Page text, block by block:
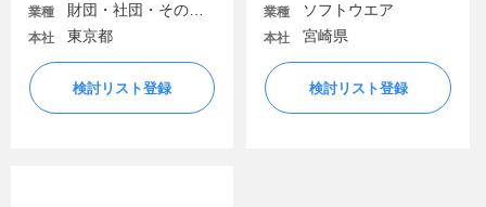
業種
本社 東京都
検討リスト登録
業種 ソフトウエア
本社 宮崎県
検討リスト登録